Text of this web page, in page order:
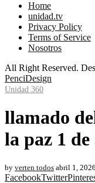
Home
unidad.tv
Privacy Policy
Terms of Service
Nosotros
All Right Reserved.
PenciDesign
Unidad 360
llamado
la paz 1
by verten todos abril 1, 2026
FacebookTwitter